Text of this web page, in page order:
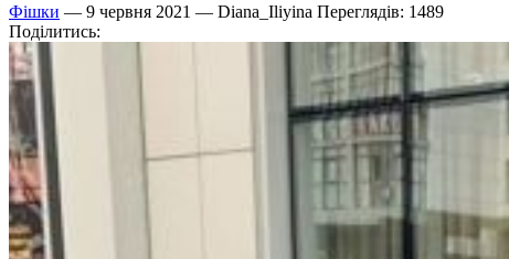
Фішки — 9 червня 2021 — Diana_Iliyina Переглядів: 1489
Поділитись: